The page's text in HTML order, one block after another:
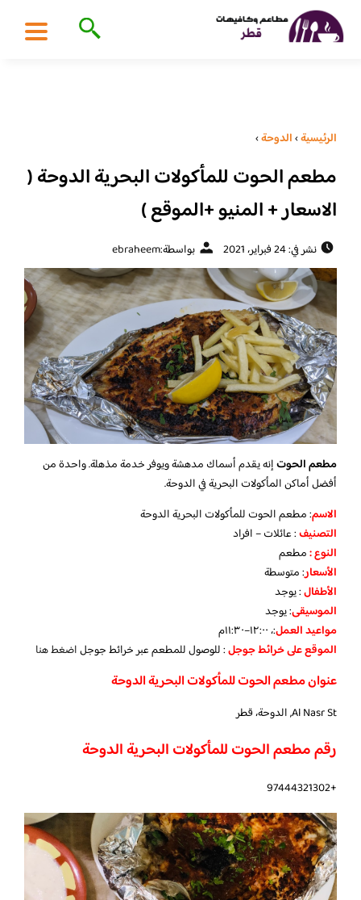
الرئيسية›الدوحة›
مطعم الحوت للمأكولات البحرية الدوحة (
الاسعار + المنيو +الموقع )
نشر في: 24 فبراير، 2021 بواسطة:ebraheem
مطعم الحوتإنه يقدم أسماك مدهشة ويوفر خدمة مذهلة. واحدة من
أفضل أماكن المأكولات البحرية في الدوحة.
الاسم: مطعم الحوت للمأكولات البحرية الدوحة
التصنيف: عائلات – افراد
النوع :مطعم
الأسعار:متوسطة
الأطفال:يوجد
الموسيقى:يوجد
مواعيد العمل:، ١٢:٠٠–١١:٣٠م
الموقع على خرائط جوجل: للوصول للمطعم عبر خرائط جوجلاضغط هنا
عنوان مطعم الحوت للمأكولات البحرية الدوحة
Al Nasr St, الدوحة، قطر
رقم مطعم الحوت للمأكولات البحرية الدوحة
+97444321302